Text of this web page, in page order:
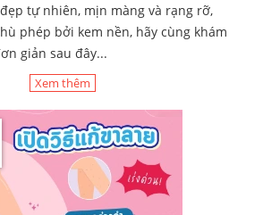
tự nhiên, mịn màng và rạng rỡ,
phép bởi kem nền, hãy cùng khám
giản sau đây...
Xem thêm